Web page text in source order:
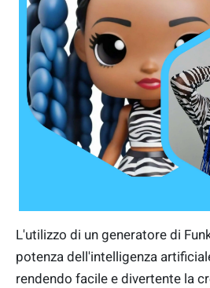
L'utilizzo di un generatore di
potenza dell'intelligenza
rendendo facile e divertente la